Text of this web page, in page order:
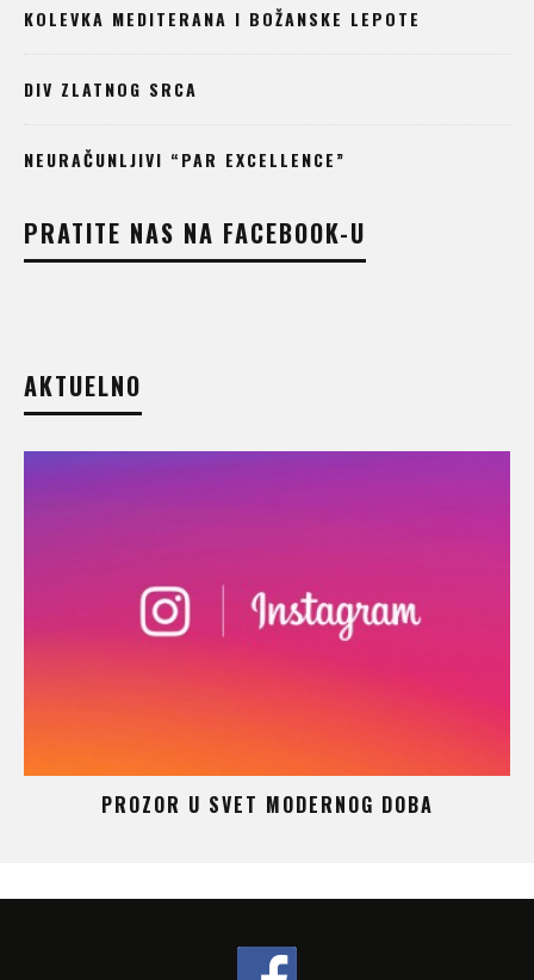
KOLEVKA MEDITERANA I BOŽANSKE LEPOTE
DIV ZLATNOG SRCA
NEURAČUNLJIVI “PAR EXCELLENCE”
PRATITE NAS NA FACEBOOK-U
AKTUELNO
PROZOR U SVET MODERNOG DOBA